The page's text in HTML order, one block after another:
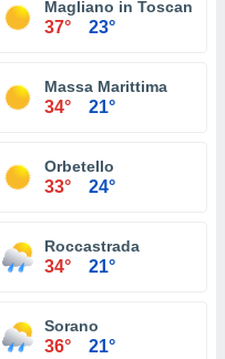
Magliano in Toscana
37° 23°
Massa Marittima
34° 21°
Orbetello
33° 24°
Roccastrada
34° 21°
Sorano
36° 21°